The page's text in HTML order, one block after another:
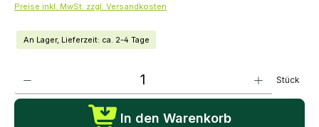
Preise inkl. MwSt. zzgl. Versandkosten
An Lager, Lieferzeit: ca. 2-4 Tage
Stück
In den Warenkorb